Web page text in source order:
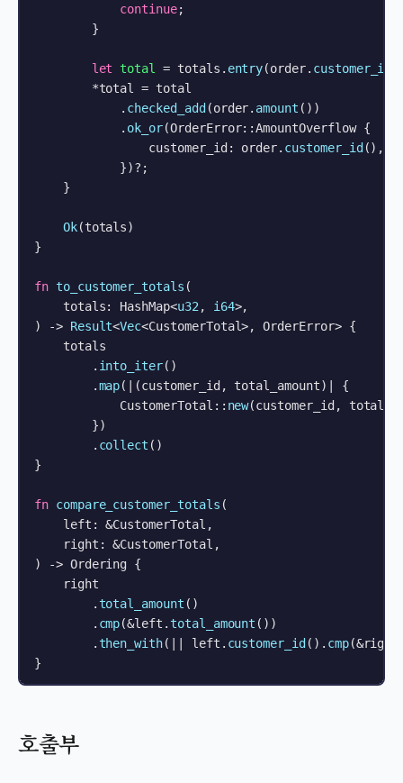
continue;
        }
let total = totals. entry(order. customer_id
        *total = total
            .
checked_add (order. amount ())
            .
ok_or(OrderError::AmountOverflow {
                customer_id: order.
customer_id (),
            })?;
    }
Ok(totals)
}
fn to_customer_totals (
    totals: HashMap<
u32 , i64>,
)
-> Result<Vec<CustomerTotal>, OrderError> {
    totals
        .
into_iter()
        .
map(|(customer_id, total_amount)| {
            CustomerTotal::
new(customer_id,
        })
        .
collect ()
}
fn compare_customer_totals (
    left: &CustomerTotal,
    right: &CustomerTotal,
)
-> Ordering {
    right
        .
total_amount ()
        .
cmp(&left. total_amount ())
        .
then_with(|| left. customer_id (). cmp
}
호출부